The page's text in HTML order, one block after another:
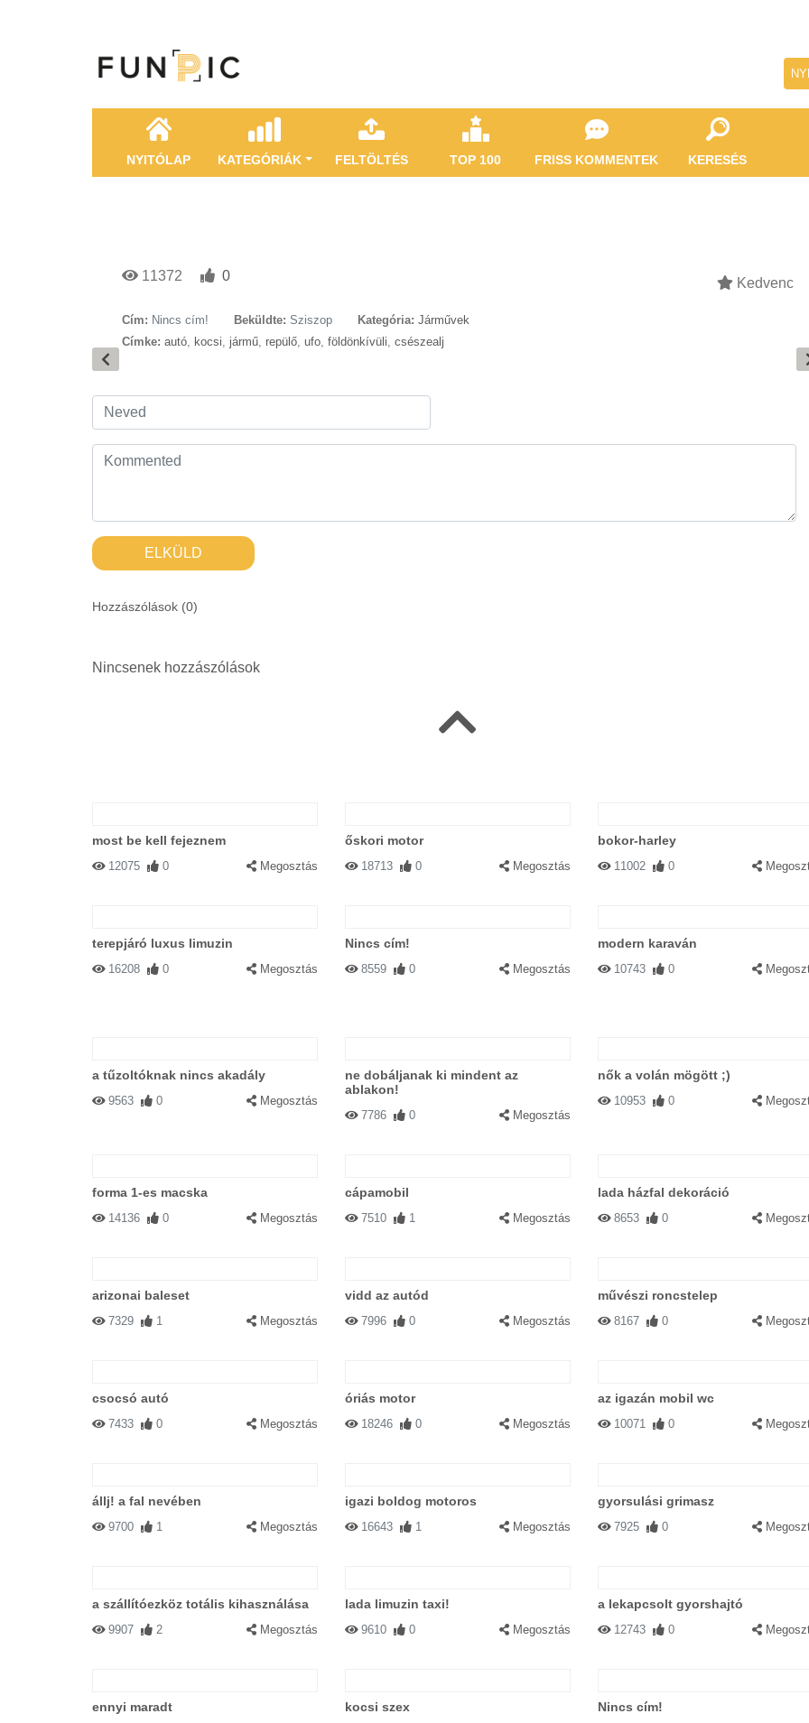
NYITÓLAP KATEGÓRIÁK FELTÖLTÉS TOP 100 FRISS KOMMENTEK KERESÉS
11372 0 Kedvenc
Cím: Nincs cím! Beküldte: Sziszop Kategória: Járművek
Címke: autó, kocsi, jármű, repülő, ufo, földönkívüli, csészealj
ELKÜLD
Hozzászólások (0)
Nincsenek hozzászólások
most be kell fejeznem
12075 0 Megosztás
őskori motor
18713 0 Megosztás
bokor-harley
11002 0
terepjáró luxus limuzin
16208 0 Megosztás
Nincs cím!
8559 0 Megosztás
modern karaván
10743 0
a tűzoltóknak nincs akadály
9563 0 Megosztás
ne dobáljanak ki mindent az
ablakon!
7786 0 Megosztás
nők a volán mögött ;)
10953 0
forma 1-es macska
14136 0 Megosztás
cápamobil
7510 1 Megosztás
lada házfal dekoráció
8653 0
arizonai baleset
7329 1 Megosztás
vidd az autód
7996 0 Megosztás
művészi roncstelep
8167 0
csocsó autó
7433 0 Megosztás
óriás motor
18246 0 Megosztás
az igazán mobil wc
10071 0
állj! a fal nevében
9700 1 Megosztás
igazi boldog motoros
16643 1 Megosztás
gyorsulási grimasz
7925 0
a szállítóezköz totális kihasználása
9907 2 Megosztás
lada limuzin taxi!
9610 0 Megosztás
a lekapcsolt gyorshajtó
12743 0
ennyi maradt kocsi szex Nincs cím!